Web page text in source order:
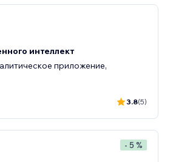
интеллект
приложение,
3.8(5)
- 5 %